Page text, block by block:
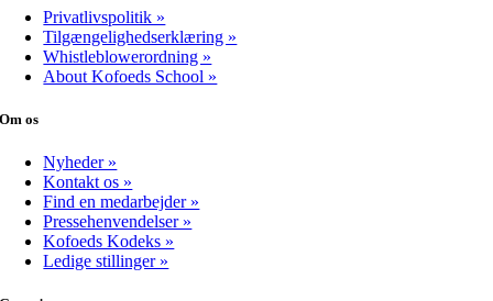
Privatlivspolitik »
Tilgængelighedserklæring »
Whistleblowerordning »
About Kofoeds School »
Om os
Nyheder »
Kontakt os »
Find en medarbejder »
Pressehenvendelser »
Kofoeds Kodeks »
Ledige stillinger »